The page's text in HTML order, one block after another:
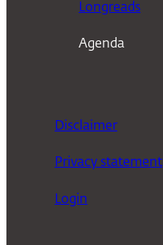
Longreads
Agenda
Disclaimer
Privacy statement
Login